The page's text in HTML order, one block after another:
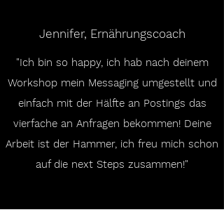
Jennifer, Ernährungscoach
"Ich bin so happy, ich hab nach deinem
Workshop mein Messaging umgestellt und
einfach mit der Hälfte an Postings das
vierfache an Anfragen bekommen! Deine
Arbeit ist der Hammer, ich freu mich schon
auf die next Steps zusammen!"